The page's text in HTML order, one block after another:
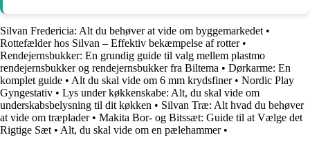
Silvan Fredericia: Alt du behøver at vide om byggemarkedet •
Rottefælder hos Silvan – Effektiv bekæmpelse af rotter•
Rendejernsbukker: En grundig guide til valg mellem plastmo
rendejernsbukker og rendejernsbukker fra Biltema • Dørkarme: En
komplet guide • Alt du skal vide om 6 mm krydsfiner• Nordic Play
Gyngestativ • Lys under køkkenskabe: Alt, du skal vide om
underskabsbelysning til dit køkken • Silvan Træ: Alt hvad du behøver
at vide om træplader• Makita Bor- og Bitssæt: Guide til at Vælge det
Rigtige Sæt • Alt, du skal vide om en pælehammer•